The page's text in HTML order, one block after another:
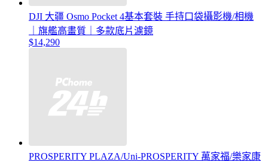
DJI 大疆 Osmo Pocket 4基本套裝 手持口袋攝影機/相機
｜旗艦高畫質｜多款底片濾鏡
$14,290
PROSPERITY PLAZA/Uni-PROSPERITY 萬家福/樂家康